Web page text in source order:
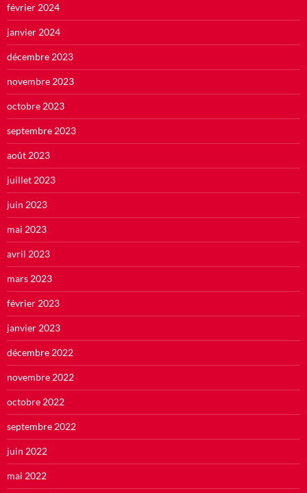
février 2024
janvier 2024
décembre 2023
novembre 2023
octobre 2023
septembre 2023
août 2023
juillet 2023
juin 2023
mai 2023
avril 2023
mars 2023
février 2023
janvier 2023
décembre 2022
novembre 2022
octobre 2022
septembre 2022
juin 2022
mai 2022